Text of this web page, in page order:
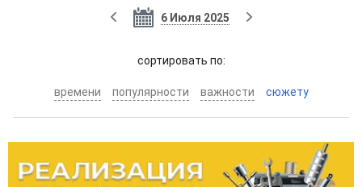
6 Июля 2025
cортировать по:
времени популярности важности сюжету